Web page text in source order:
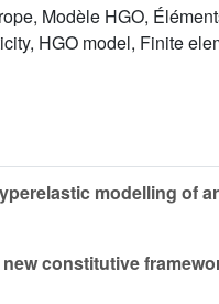
Modèle HGO,
HGO model, Finite
modelling of
constitutive